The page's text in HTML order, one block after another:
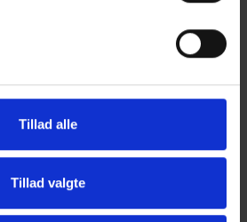
Tillad alle
Tillad valgte
Sådan gør vi
Pensionsanalyse
Om os